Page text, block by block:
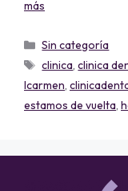
más
Sin categoría
clinica,clinica
lcarmen,
estamos de vuelta,